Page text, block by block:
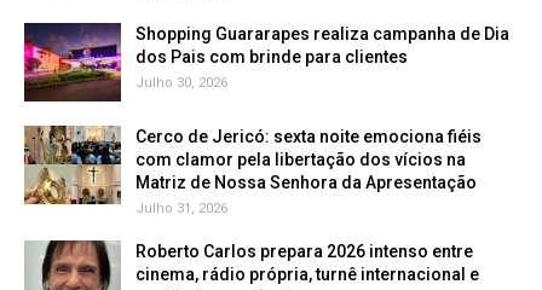
Shopping Guararapes realiza campanha de Dia
dos Pais com brinde para clientes
Julho 30, 2026
Cerco de Jericó: sexta noite emociona fiéis
com clamor pela libertação dos vícios na
Matriz de Nossa Senhora da Apresentação
Julho 31, 2026
Roberto Carlos prepara 2026 intenso entre
cinema, rádio própria, turnê internacional e